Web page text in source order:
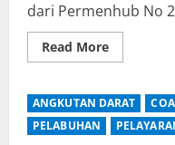
dari Permenhub No
Read MoreRead
more
Akan
Keluarkan
Aturan
Turunan
ANGKUTAN DARAT
PELABUHAN